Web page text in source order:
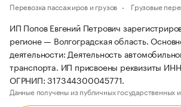
Перевозка пассажиров и грузов Грузовые
ИП Попов Евгений Петрович
регионе — Волгоградская область.
деятельности: Деятельность
транспорта. ИП присвоены реквизиты
ОГРНИП: 317344300045771.
Данные получены из публичных государственных